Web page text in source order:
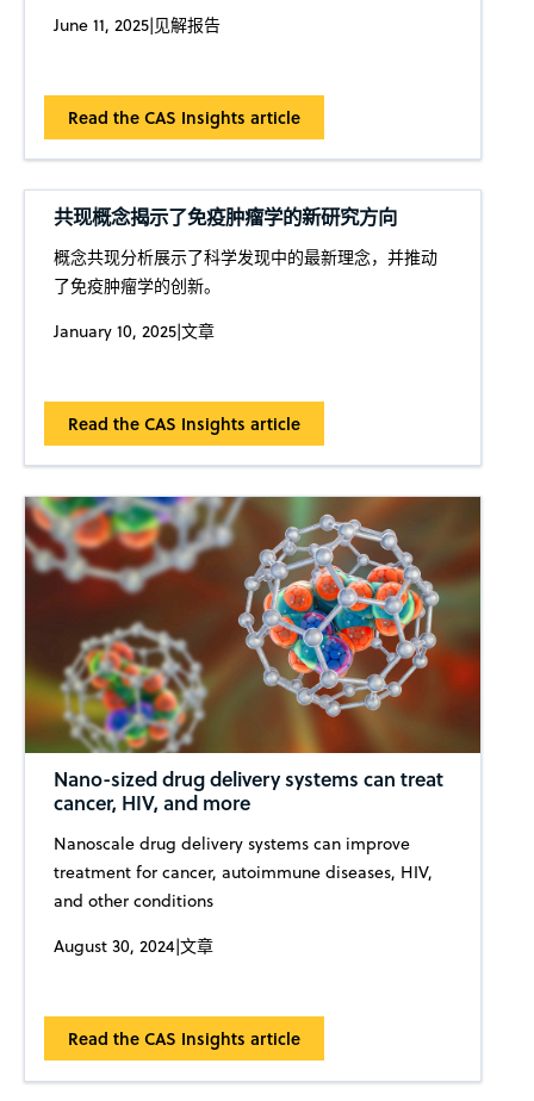
June 11, 2025|见解报告
Read the CAS Insights article
共现概念揭示了免疫肿瘤学的新研究方向
概念共现分析展示了科学发现中的最新理念，并推动
了免疫肿瘤学的创新。
January 10, 2025|文章
Read the CAS Insights article
Nano-sized drug delivery systems can treat
cancer, HIV, and more
Nanoscale drug delivery systems can improve
treatment for cancer, autoimmune diseases, HIV,
and other conditions
August 30, 2024|文章
Read the CAS Insights article